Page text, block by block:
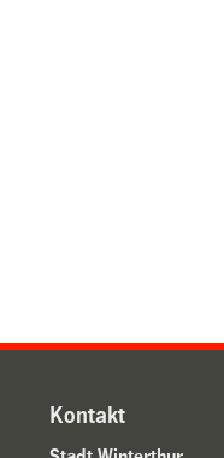
Kontakt